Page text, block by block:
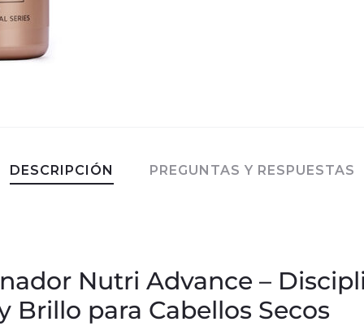
DESCRIPCIÓN PREGUNTAS Y RESPUESTAS
Nutri Advance –
Brillo para Cabellos Secos